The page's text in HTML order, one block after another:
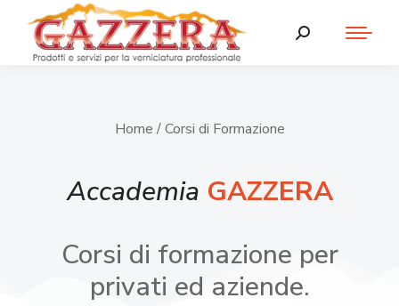
Home / Corsi di Formazione
Accademia GAZZERA
Corsi di formazione per
privati ed aziende.